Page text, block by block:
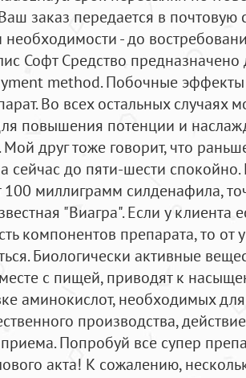
заказ передается в
- до
Софт Средство предназначено
method. Побочные
Во всех остальных случаях
повышения потенции и
друг тоже говорит, что
сейчас до пяти-шести
100 миллиграмм силденафила,
"Виагра". Если у клиента
компонентов препарата, то
Биологически активные
с пищей, приводят к
аминокислот, необходимых
производства,
Попробуй все супер
акта! К сожалению,